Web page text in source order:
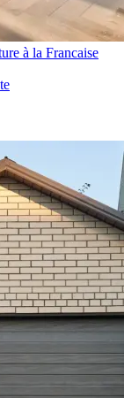
à la Francaise